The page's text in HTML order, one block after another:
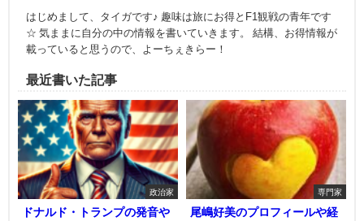
はじめまして、タイガです♪ 趣味は旅にお得とF1観戦の青年です
☆ 気ままに自分の中の情報を書いていきます。 結構、お得情報が
載っていると思うので、よーちぇきらー！
最近書いた記事
政治家
ドナルド・トランプの発音や
専門家
尾嶋好美のプロフィールや経